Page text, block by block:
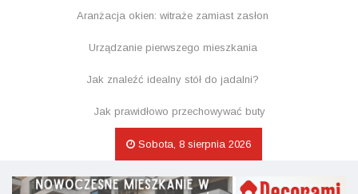
Aranżacja okien: witraże zamiast zasłon
Urządzanie pierwszego mieszkania
Jak znaleźć idealny stół do jadalni?
Jak prawidłowo przechowywać buty
Sobota, 8 sierpnia 2026